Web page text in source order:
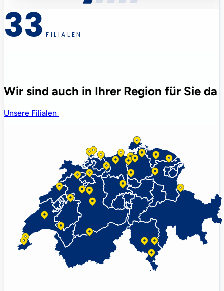
33 FILIALEN
Wir sind auch in Ihrer Region für Sie da
Unsere Filialen